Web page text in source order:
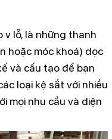
v lỗ, là những thanh
hoặc móc khoá) dọc
và cấu tạo để bạn
loại kệ sắt với nhiều
mọi nhu cầu và diện